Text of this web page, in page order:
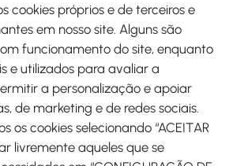
cookies próprios e de terceiros e
em nosso site. Alguns são
funcionamento do site, enquanto
e utilizados para avaliar a
a personalização e apoiar
de marketing e de redes sociais.
os cookies selecionando “ACEITAR
livremente aqueles que se